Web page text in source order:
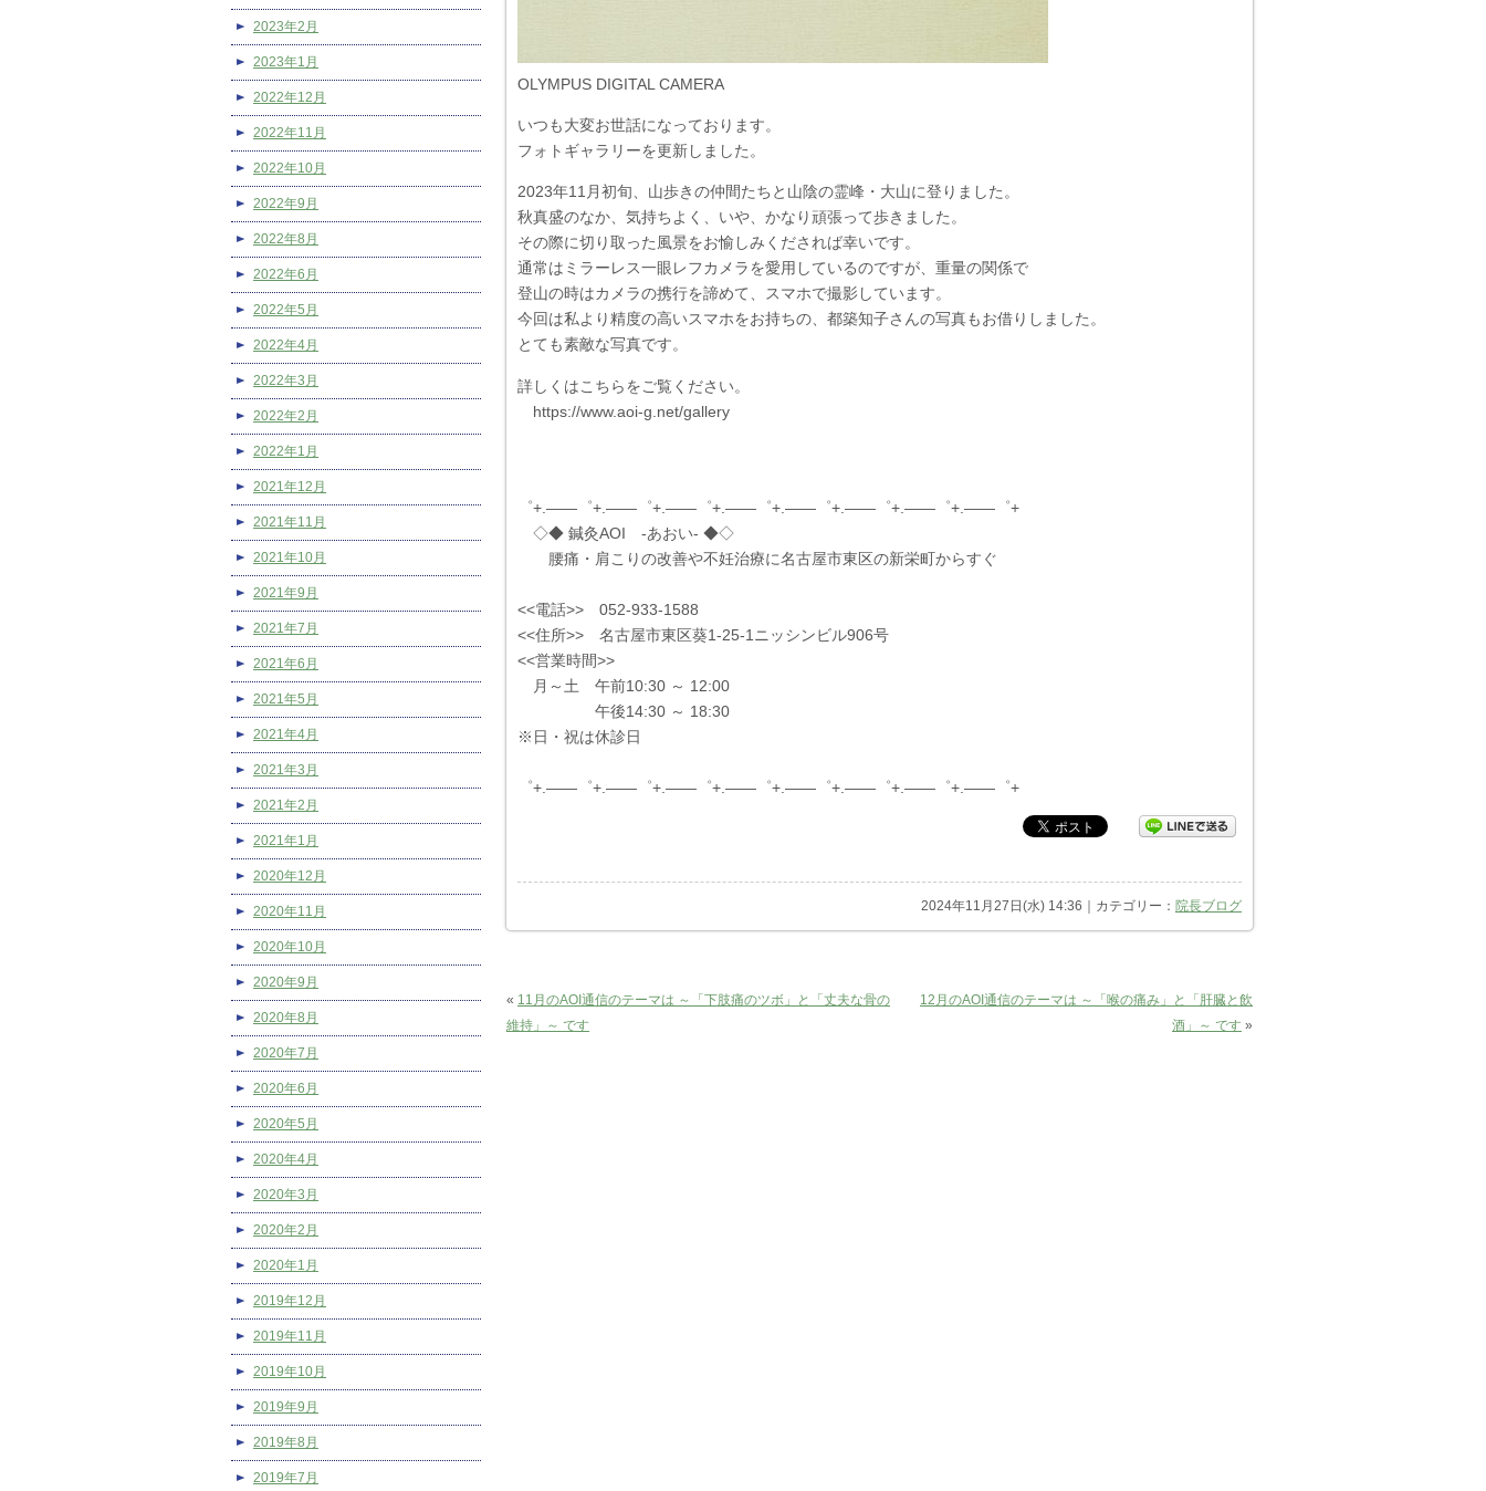
2023年2月
2023年1月
2022年12月
2022年11月
2022年10月
2022年9月
2022年8月
2022年6月
2022年5月
2022年4月
2022年3月
2022年2月
2022年1月
2021年12月
2021年11月
2021年10月
2021年9月
2021年7月
2021年6月
2021年5月
2021年4月
2021年3月
2021年2月
2021年1月
2020年12月
2020年11月
2020年10月
2020年9月
2020年8月
2020年7月
2020年6月
2020年5月
2020年4月
2020年3月
2020年2月
2020年1月
2019年12月
2019年11月
2019年10月
2019年9月
2019年8月
2019年7月
OLYMPUS DIGITAL CAMERA
いつも大変お世話になっております。
フォトギャラリーを更新しました。
2023年11月初旬、山歩きの仲間たちと山陰の霊峰・大山に登りました。
秋真盛のなか、気持ちよく、いや、かなり頑張って歩きました。
その際に切り取った風景をお愉しみくだされば幸いです。
通常はミラーレス一眼レフカメラを愛用しているのですが、重量の関係で
登山の時はカメラの携行を諦めて、スマホで撮影しています。
今回は私より精度の高いスマホをお持ちの、都築知子さんの写真もお借りしました。
とても素敵な写真です。
詳しくはこちらをご覧ください。
https://www.aoi-g.net/gallery
゜+.――゜+.――゜+.――゜+.――゜+.――゜+.――゜+.――゜+.――゜+
◇◆ 鍼灸AOI -あおい- ◆◇
腰痛・肩こりの改善や不妊治療に名古屋市東区の新栄町からすぐ
<<電話>> 052-933-1588
<<住所>> 名古屋市東区葵1-25-1ニッシンビル906号
<<営業時間>>
月～土 午前10:30 ～ 12:00
午後14:30 ～ 18:30
※日・祝は休診日
゜+.――゜+.――゜+.――゜+.――゜+.――゜+.――゜+.――゜+.――゜+
2024年11月27日(水) 14:36｜カテゴリー： 院長ブログ
« 11月のAOI通信のテーマは ～「下肢痛のツボ」と「丈夫な骨の
維持」～ です
12月のAOI通信のテーマは ～「喉の痛み」と「肝臓と飲
酒」～ です »